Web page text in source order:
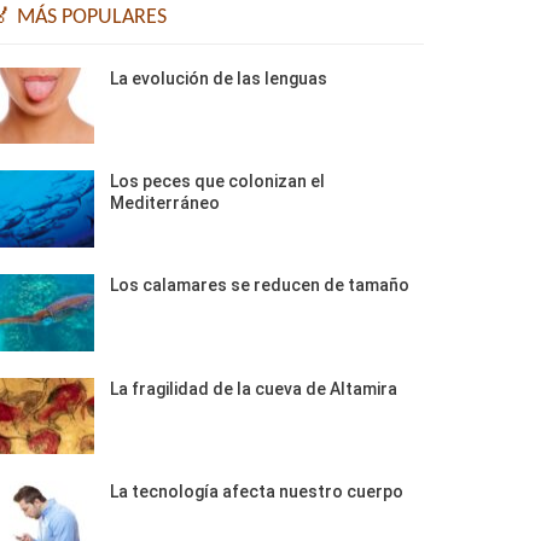
MÁS POPULARES
La evolución de las lenguas
Los peces que colonizan el
Mediterráneo
Los calamares se reducen de tamaño
La fragilidad de la cueva de Altamira
La tecnología afecta nuestro cuerpo